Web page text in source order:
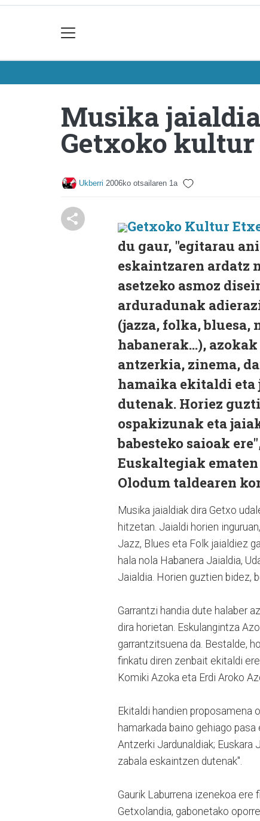
Musika
Getxoko
Ukberri 2006ko otsailaren 1a
Getxoko Kultur
du gaur, "egitarau
eskaintzaren ardatz
asetzeko asmoz
arduradunak
(jazza, folka,
habanerak...),
antzerkia, zinema,
hamaika ekitaldi eta
dutenak. Horiez
ospakizunak eta
babesteko saioak
Euskaltegiak
Olodum taldearen
Musika jaialdiak dira Getxo
hitzetan. Jaialdi horien
Jazz, Blues eta Folk jaialdiez
hala nola Habanera Jaialdia,
Jaialdia. Horien guztien bidez,
Garrantzi handia dute halaber
dira horietan. Eskulangintza
garrantzitsuena da. Bestalde,
finkatu diren zenbait ekitaldi
Komiki Azoka eta Erdi Aroko
Ekitaldi handien proposamena
hamarkada baino gehiago
Antzerki Jardunaldiak; Euskara
zabala eskaintzen dutenak".
Gaurik Laburrena izenekoa ere
Getxolandia, gabonetako